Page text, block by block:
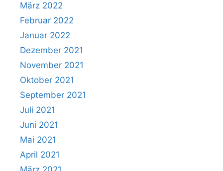
März 2022
Februar 2022
Januar 2022
Dezember 2021
November 2021
Oktober 2021
September 2021
Juli 2021
Juni 2021
Mai 2021
April 2021